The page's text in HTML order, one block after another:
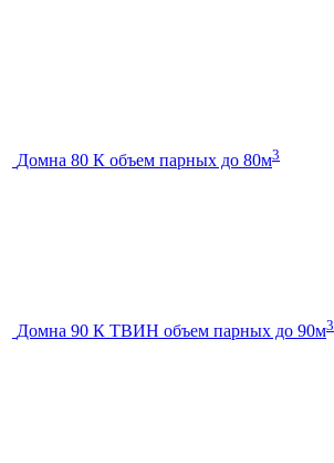
Домна 80 К объем парных до 80м3
Домна 90 К ТВИН объем парных до 90м3